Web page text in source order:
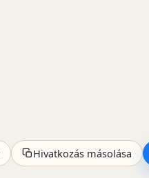
Hivatkozás másolása